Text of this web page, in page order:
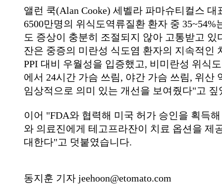
앨런 쿡(Alan Cooke) 세벨라 파마슈티컬스 대
6500만명의 위식도역류질환 환자 중 35~54%
도 증상이 충분히 조절되지 않아 고통받고 있
잔은 중증의 미란성 식도염 환자의 지속적인
PPI 대비 우월성을 입증했고, 비미란성 위식
에서 24시간 가슴 쓰림, 야간 가슴 쓰림, 위산
임상적으로 의미 있는 개선을 보여줬다"고 짚
이어 "FDA와 협력해 미국 허가 승인을 획득
와 의료진에게 테고프라잔이 치료 옵션을 제
대한다"고 덧붙였습니다.
동지훈 기자 jeehoon@etomato.com